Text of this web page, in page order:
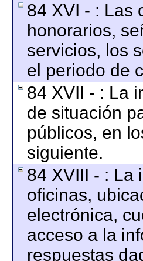
84 XVI - : Las
honorarios,
servicios, los
el periodo de
84 XVII - : La
de situación
públicos, en
siguiente.
84 XVIII - : La
oficinas,
electrónica,
acceso a la
respuestas